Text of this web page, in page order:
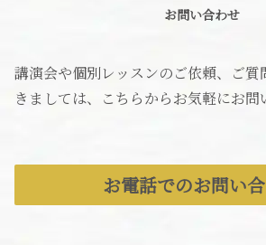
お問い合わせ
講演会や個別レッスンのご依頼、ご質
きましては、こちらからお気軽にお問
お電話でのお問い